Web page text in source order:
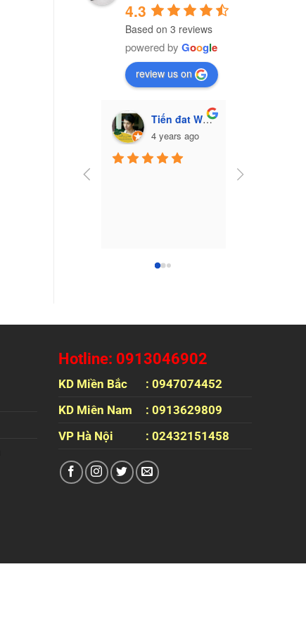
4.3
Based on 3 reviews
powered by Google
review us on
Tiến đat Wasabi (Cú mèo)
4 years ago
Công ty
Hotline: 0913046902
KD Miền Bắc
: 0947074452
KD Miên Nam
: 0913629809
VP Hà Nội
: 02432151458